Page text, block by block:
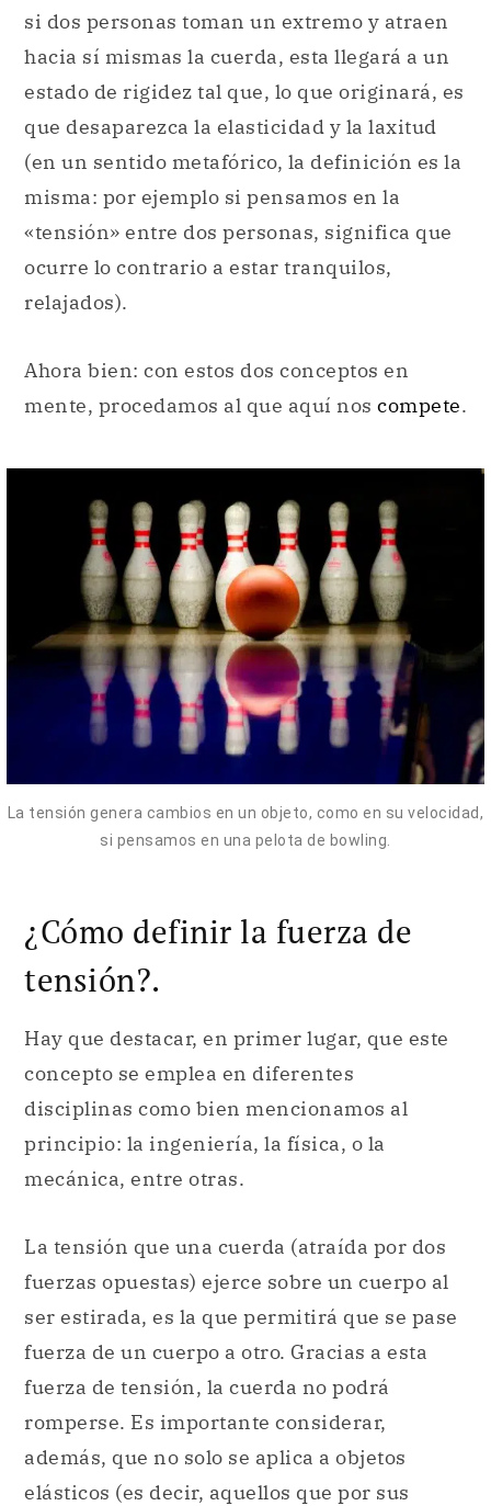
si dos personas toman un extremo y atraen
hacia sí mismas la cuerda, esta llegará a un
estado de rigidez tal que, lo que originará, es
que desaparezca la elasticidad y la laxitud
(en un sentido metafórico, la definición es la
misma: por ejemplo si pensamos en la
«tensión» entre dos personas, significa que
ocurre lo contrario a estar tranquilos,
relajados).
Ahora bien: con estos dos conceptos en
mente, procedamos al que aquí nos compete.
La tensión genera cambios en un objeto, como en su velocidad,
si pensamos en una pelota de bowling.
¿Cómo definir la fuerza de
tensión?.
Hay que destacar, en primer lugar, que este
concepto se emplea en diferentes
disciplinas como bien mencionamos al
principio: la ingeniería, la física, o la
mecánica, entre otras.
La tensión que una cuerda (atraída por dos
fuerzas opuestas) ejerce sobre un cuerpo al
ser estirada, es la que permitirá que se pase
fuerza de un cuerpo a otro. Gracias a esta
fuerza de tensión, la cuerda no podrá
romperse. Es importante considerar,
además, que no solo se aplica a objetos
elásticos (es decir, aquellos que por sus